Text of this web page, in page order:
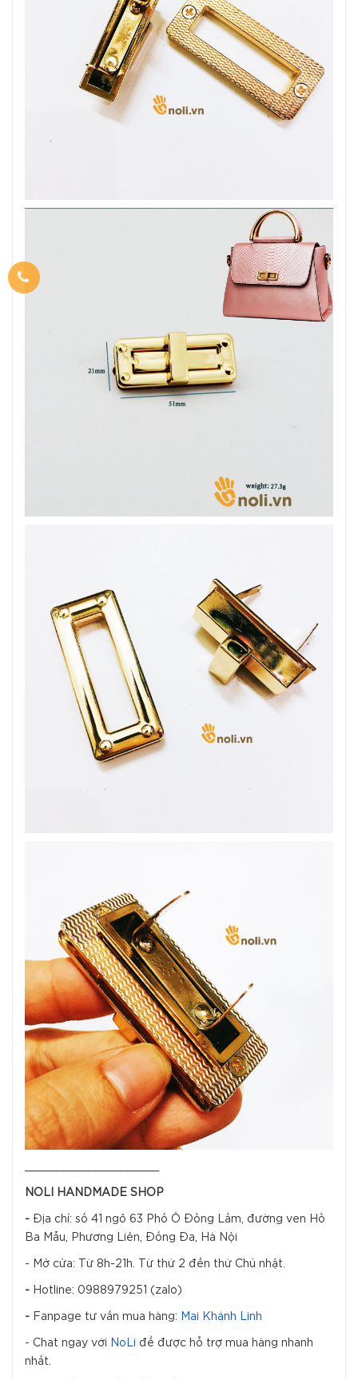
NOLI HANDMADE SHOP
- Địa chỉ: số 41 ngõ 63 Phố Ô Đồng Lầm, đường ven Hồ
Ba Mẫu, Phương Liên, Đống Đa, Hà Nội
- Mở cửa: Từ 8h-21h. Từ thứ 2 đến thứ Chủ nhật.
- Hotline: 0988979251 (zalo)
- Fanpage tư vấn mua hàng: Mai Khánh Linh
- Chat ngay với NoLi
để được hỗ trợ mua hàng nhanh
nhất.